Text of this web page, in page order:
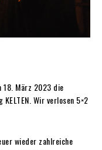
18. März 2023 die
Wir verlosen 5×2
wieder zahlreiche